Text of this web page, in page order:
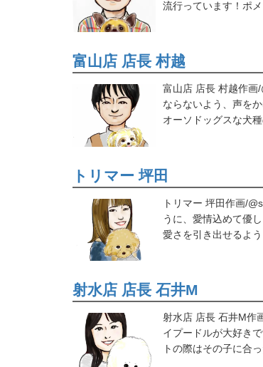
流行っています！ポ
富山店 店長 村越
富山店 店長 村越作画
ならないよう、声を
オーソドッグスな犬
トリマー 坪田
トリマー 坪田作画/
うに、愛情込めて優
愛さを引き出せるよう
射水店 店長 石井M
射水店 店長 石井M作
イプードルが大好き
トの際はその子に合